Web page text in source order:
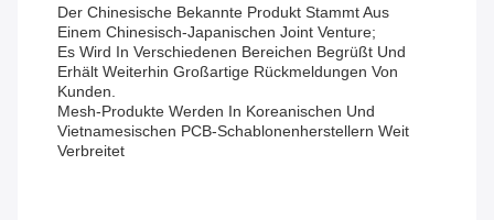
Der Chinesische Bekannte Produkt Stammt Aus
Einem Chinesisch-Japanischen Joint Venture;
Es Wird In Verschiedenen Bereichen Begrüßt Und
Erhält Weiterhin Großartige Rückmeldungen Von
Kunden.
Mesh-Produkte Werden In Koreanischen Und
Vietnamesischen PCB-Schablonenherstellern Weit
Verbreitet